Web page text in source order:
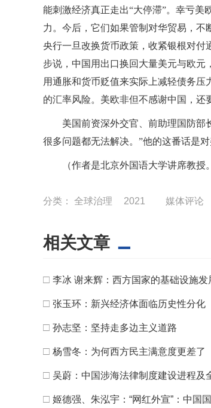
能刺激经济真正走出“大停滞”。幸亏
力。今后，它们如果管制对华贸易，
央行一旦改换货币政策，收紧银根对付
步说，中国用出口换回大量美元与欧元
用通胀和货币贬值来实际上减轻债务
的汇率风险。美欧非但不感谢中国，还
美国前资深外交官、前助理国防部
很多问题都无法解决。”他的这番话是
（作者是北京外国语大学讲席教
分类： 全球治理 2021 媒体评论
相关文章
□ 李冰 谢来辉：西方国家的基础设施
□ 张玉环：新兴经济体面临历史性分化
□ 孙志坚：坚持走多边主义道路
□ 杨雪冬：为何西方民主满意度更差了
□ 吴蔚：中国涉海法律制度建设进程及
□ 姬德强、朱泓宇：“网红外宣”：中国